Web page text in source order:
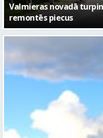
No pagaidu teātra līdz
– kā attīstīsies “Kurtuve”